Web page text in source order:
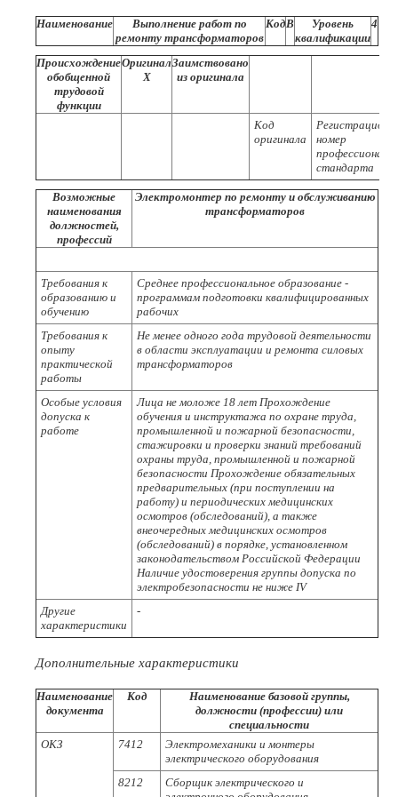
Наименование
Выполнение работ по
ремонту трансформаторов
КодВ
Уровень
квалификации
4
Происхождение
обобщенной
трудовой
функции
Оригинал
X
Заимствовано
из оригинала
Код
оригинала
номер
стандарта
Возможные
наименования
должностей,
профессий
Электромонтер по ремонту и обслуживанию
трансформаторов
Требования к
образованию и
обучению
Среднее профессиональное образование -
программам подготовки квалифицированных
рабочих
Требования к
опыту
практической
работы
Не менее одного года трудовой деятельности
в области эксплуатации и ремонта силовых
трансформаторов
Особые условия
допуска к
работе
Лица не моложе 18 лет Прохождение
обучения и инструктажа по охране труда,
промышленной и пожарной безопасности,
стажировки и проверки знаний требований
охраны труда, промышленной и пожарной
безопасности Прохождение обязательных
предварительных (при поступлении на
работу) и периодических медицинских
осмотров (обследований), а также
внеочередных медицинских осмотров
(обследований) в порядке, установленном
законодательством Российской Федерации
Наличие удостоверения группы допуска по
электробезопасности не ниже IV
Другие
характеристики
-
Дополнительные характеристики
Наименование
документа
Код
Наименование базовой группы,
должности (профессии) или
специальности
ОКЗ
7412
Электромеханики и монтеры
электрического оборудования
8212
Сборщик электрического и